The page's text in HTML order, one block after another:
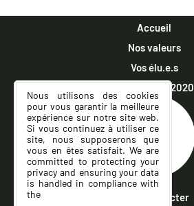
Accueil
Nos valeurs
Vos élu.e.s
Municipales 2020
Nous contacter
Nous utilisons des cookies
pour vous garantir la meilleure
expérience sur notre site web.
Si vous continuez à utiliser ce
site, nous supposerons que
vous en êtes satisfait. We are
committed to protecting your
privacy and ensuring your data
is handled in compliance with
the